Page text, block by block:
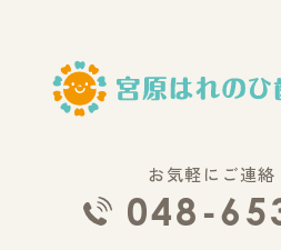
お気軽にご連絡
048-